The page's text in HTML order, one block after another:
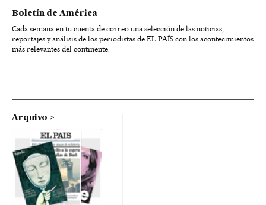
Boletín de América
Cada semana en tu cuenta de correo una selección de las noticias,
reportajes y análisis de los periodistas de EL PAÍS con los acontecimientos
más relevantes del continente.
Arquivo